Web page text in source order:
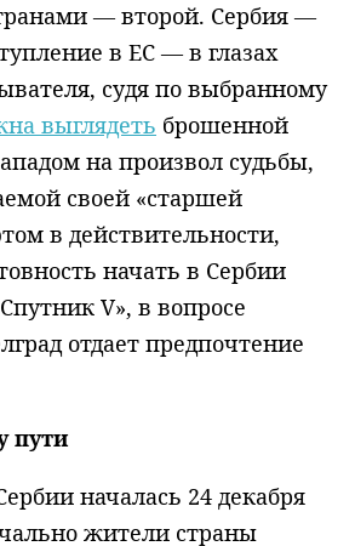
— второй. Сербия —
в ЕС — в глазах
судя по выбранному
выглядеть брошенной
на произвол судьбы,
своей «старшей
в действительности,
начать в Сербии
V», в вопросе
отдает предпочтение
пути
началась 24 декабря
жители страны